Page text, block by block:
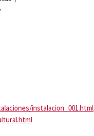
instalacion_001.html